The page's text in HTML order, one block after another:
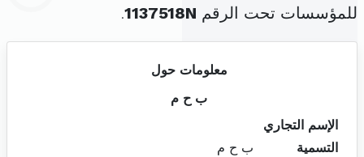
للمؤسسات تحت الرقم 1137518N
.
معلومات حول
ب ح م
الإسم التجاري
التسمية
ب ح م